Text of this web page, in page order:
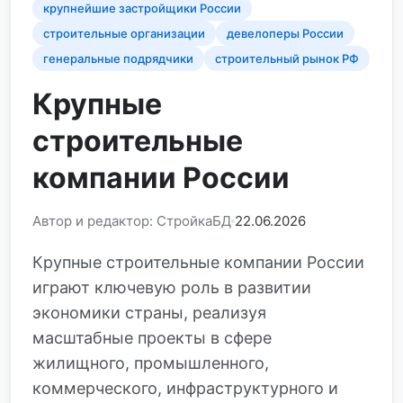
крупнейшие застройщики России
строительные организации
девелоперы России
генеральные подрядчики
строительный рынок РФ
Крупные
строительные
компании России
Автор и редактор: СтройкаБД 22.06.2026
Крупные строительные компании России
играют ключевую роль в развитии
экономики страны, реализуя
масштабные проекты в сфере
жилищного, промышленного,
коммерческого, инфраструктурного и